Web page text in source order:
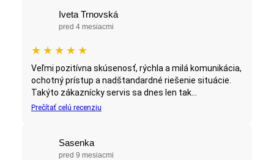
Iveta Trnovská
pred 4 mesiacmi
★ ★ ★ ★ ★
Veľmi pozitívna skúsenosť, rýchla a milá komunikácia,
ochotný prístup a nadštandardné riešenie situácie.
Takýto zákaznícky servis sa dnes len tak...
Prečítať celú recenziu
Sasenka
pred 9 mesiacmi